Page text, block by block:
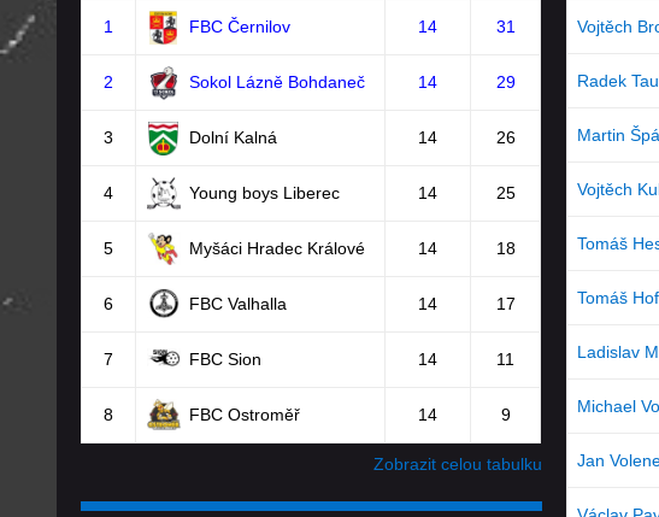
1 FBC Černilov 14 31
2 Sokol Lázně Bohdaneč 14 29
3 Dolní Kalná 14 26
4 Young boys Liberec 14 25
5 Myšáci Hradec Králové 14 18
6 FBC Valhalla 14 17
7 FBC Sion 14 11
8 FBC Ostroměř 14 9
Zobrazit celou tabulku
Vojtěch
Radek
Martin
Vojtěch
Tomáš
Tomáš
Ladislav
Michael
Jan